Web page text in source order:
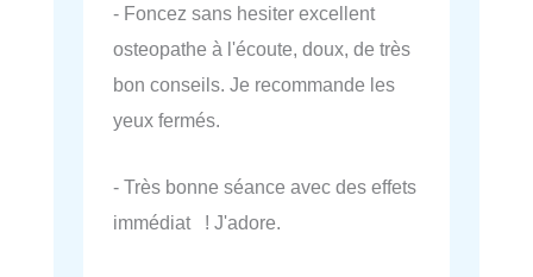
- Foncez sans hesiter excellent
osteopathe à l'écoute, doux, de très
bon conseils. Je recommande les
yeux fermés.
- Très bonne séance avec des effets
immédiat ! J'adore.